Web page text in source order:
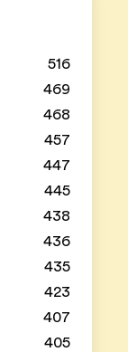
516
469
468
457
447
445
438
436
435
423
407
405